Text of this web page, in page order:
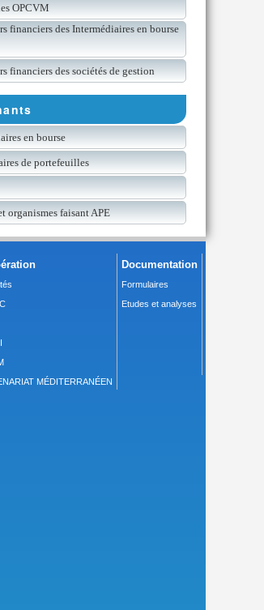
OPCVM
financiers des Intermédiaires en bourse
financiers des sociétés de gestion
en bourse
de portefeuilles
organismes faisant APE
MÉDITERRANÉEN
Documentation
Formulaires
Etudes et analyses